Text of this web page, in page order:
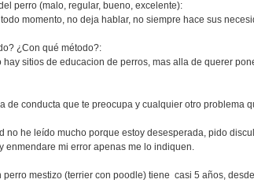
perro (malo, regular, bueno, excelente):
no deja hablar, no siempre hace sus
¿Con qué método?:
de educacion de perros, mas alla de querer
de conducta que te preocupa y cualquier otro problema
no he leído mucho porque estoy desesperada, pido
enmendare mi error apenas me lo indiquen.
perro mestizo (terrier con poodle) tiene casi 5 años,